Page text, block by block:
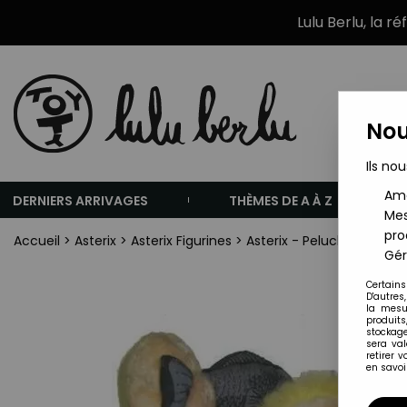
Lulu Berlu, la
DERNIERS ARRIVAGES THÈMES DE A À Z
Accueil > Asterix > Asterix Figurines > Asterix - Peluche
Ils
la
sera
retirer
en